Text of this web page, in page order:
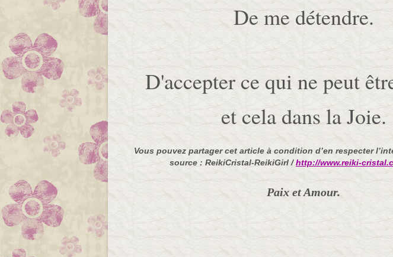
De me détendre.
D'accepter ce qui ne peut
et cela dans la Joie.
Vous pouvez partager cet article à condition d’en respecter
source : ReikiCristal-ReikiGirl /http://www.reiki-
Paix et Amour.